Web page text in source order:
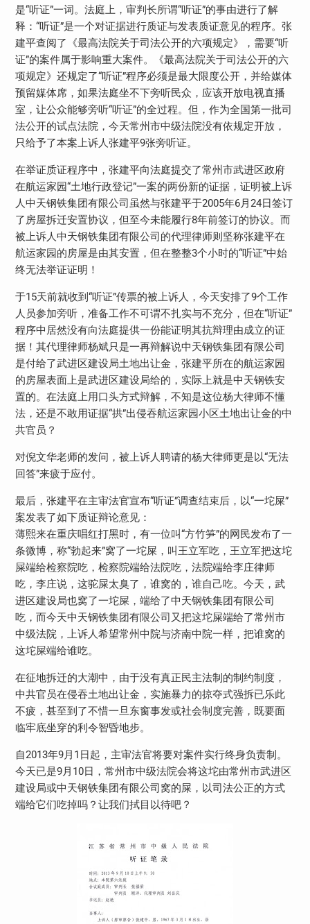
是“听证”一词。法庭上，审判长所谓“听证”的事由进行了解
释：“听证”是一个对证据进行质证与发表质证意见的程序。张
建平查阅了《最高法院关于司法公开的六项规定》，需要“听
证”的案件属于影响重大案件。《最高法院关于司法公开的六
项规定》还规定了“听证”程序必须是最大限度公开，并给媒体
预留媒体席，如果法庭坐不下旁听民众，应该开放电视直播
室，让公众能够旁听“听证”的全过程。但，作为全国第一批司
法公开的试点法院，今天常州市中级法院没有依规定开放，
只给予了本案上诉人张建平9张旁听证。
在举证质证程序中，张建平向法庭提交了常州市武进区政府
在航运家园“土地行政登记”一案的两份新的证据，证明被上诉
人中天钢铁集团有限公司虽然与张建平于2005年6月24日签订
了房屋拆迁安置协议，但至今未能履行8年前签订的协议。而
被上诉人中天钢铁集团有限公司的代理律师则坚称张建平在
航运家园的房屋是由其安置，但在整整3个小时的“听证”中始
终无法举证证明！
于15天前就收到“听证”传票的被上诉人，今天安排了9个工作
人员参加旁听，准备工作不可谓不扎实与不充分，但在“听证”
程序中居然没有向法庭提供一份能证明其抗辩理由成立的证
据！其代理律师杨斌只是一再辩解说中天钢铁集团有限公司
是付给了武进区建设局土地出让金，张建平所在的航运家园
的房屋表面上是武进区建设局给的，实际上就是中天钢铁安
置的。在法庭上用口头方式辩解，不知是这位杨大律师不懂
法，还是不敢用证据“拱”出侵吞航运家园小区土地出让金的中
共官员？
对倪文华老师的发问，被上诉人聘请的杨大律师更是以“无法
回答”来疲于应付。
最后，张建平在主审法官宣布“听证”调查结束后，以“一坨屎”
案发表了如下质证辩论意见：
薄熙来在重庆唱红打黑时，有一位叫“方竹笋”的网民发布了一
条微博，称“勃起来”窝了一坨屎，叫王立军吃，王立军把这坨
屎端给检察院吃，检察院端给法院吃，法院端给李庄律师
吃，李庄说，这驼屎太臭了，谁窝的，谁自己吃。今天，武
进区建设局也窝了一坨屎，端给了中天钢铁集团有限公司
吃，而今天中天钢铁集团有限公司又把这坨屎端给了常州市
中级法院，上诉人希望常州中院与济南中院一样，把谁窝的
这坨屎端给谁吃。
在征地拆迁的大潮中，由于没有真正民主法制的制约制度，
中共官员在侵吞土地出让金，实施暴力的掠夺式强拆已乐此
不疲，甚至到了不惜一旦东窗事发或社会制度完善，既要面
临牢底坐穿的利令智昏地步。
自2013年9月1日起，主审法官将要对案件实行终身负责制。
今天已是9月10日，常州市中级法院会将这坨由常州市武进区
建设局或中天钢铁集团有限公司窝的屎，以司法公正的方式
端给它们吃掉吗？让我们拭目以待吧？